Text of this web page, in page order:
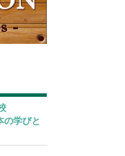
の学びと